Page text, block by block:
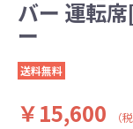
バー 運転
ー
送料無料
￥15,600 （